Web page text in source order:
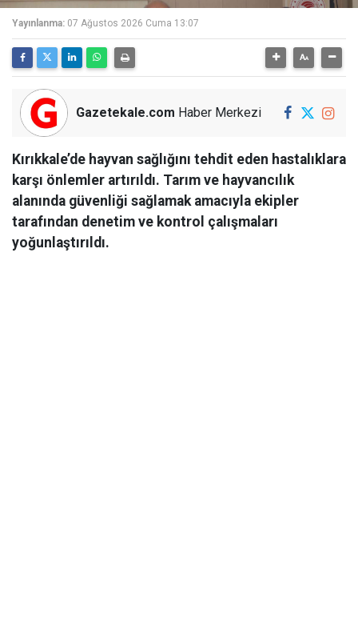
Yayınlanma: 07 Ağustos 2026 Cuma 13:07
Gazetekale.com Haber Merkezi
Kırıkkale’de hayvan sağlığını tehdit eden hastalıklara
karşı önlemler artırıldı. Tarım ve hayvancılık
alanında güvenliği sağlamak amacıyla ekipler
tarafından denetim ve kontrol çalışmaları
yoğunlaştırıldı.